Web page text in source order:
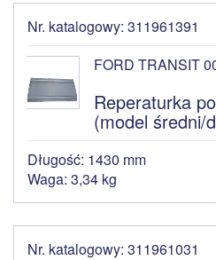
Nr. katalogowy: 311961391
FORD TRANSIT
Reperaturka
(model średni/
Długość: 1430 mm
Waga: 3,34 kg
Nr. katalogowy: 311961031